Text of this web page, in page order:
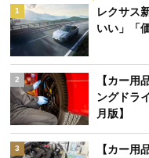
1
レクサス
いい」「
2
【カー用
ングドラ
月版】
3
【カー用